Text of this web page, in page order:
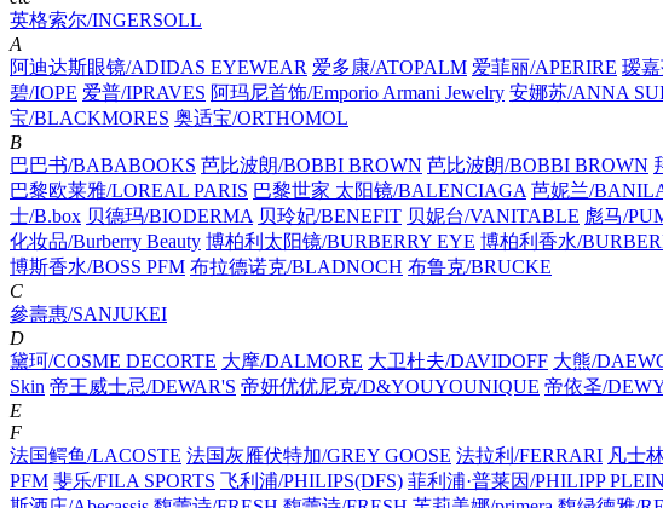
英格索尔/INGERSOLL
A
阿迪达斯眼镜/ADIDAS EYEWEAR 爱多康/ATOPALM 爱菲丽/APERIRE 瑷
碧/IOPE 爱普/IPRAVES 阿玛尼首饰/Emporio Armani Jewelry 安娜苏/ANNA
宝/BLACKMORES 奥适宝/ORTHOMOL
B
巴巴书/BABABOOKS 芭比波朗/BOBBI BROWN 芭比波朗/BOBBI BROWN
巴黎欧莱雅/LOREAL PARIS 巴黎世家 太阳镜/BALENCIAGA 芭妮兰/
士/B.box 贝德玛/BIODERMA 贝玲妃/BENEFIT 贝妮台/VANITABLE 彪马/
化妆品/Burberry Beauty 博柏利太阳镜/BURBERRY EYE 博柏利香水/
博斯香水/BOSS PFM 布拉德诺克/BLADNOCH 布鲁克/BRUCKE
C
參壽惠/SANJUKEI
D
黛珂/COSME DECORTE 大摩/DALMORE 大卫杜夫/DAVIDOFF 大熊/
Skin 帝王威士忌/DEWAR'S 帝妍优优尼克/D&YOUYOUNIQUE 帝依圣/
E
F
法国鳄鱼/LACOSTE 法国灰雁伏特加/GREY GOOSE 法拉利/FERRARI 凡士
PFM 斐乐/FILA SPORTS 飞利浦/PHILIPS(DFS) 菲利浦·普莱因/PHILIPP PLEIN